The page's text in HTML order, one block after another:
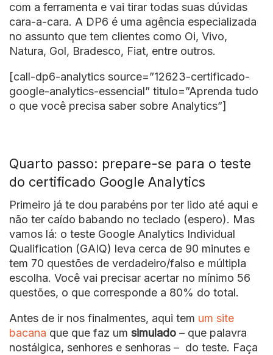
com a ferramenta e vai tirar todas suas dúvidas
cara-a-cara. A DP6 é uma agência especializada
no assunto que tem clientes como Oi, Vivo,
Natura, Gol, Bradesco, Fiat, entre outros.
[call-dp6-analytics source=”12623-certificado-
google-analytics-essencial” titulo=”Aprenda tudo
o que você precisa saber sobre Analytics”]
Quarto passo: prepare-se para o teste
do certificado Google Analytics
Primeiro já te dou parabéns por ter lido até aqui e
não ter caído babando no teclado (espero). Mas
vamos lá: o teste Google Analytics Individual
Qualification (GAIQ) leva cerca de 90 minutes e
tem 70 questões de verdadeiro/falso e múltipla
escolha. Você vai precisar acertar no mínimo 56
questões, o que corresponde a 80% do total.
Antes de ir nos finalmentes, aqui tem um site
bacana que que faz um simulado – que palavra
nostálgica, senhores e senhoras – do teste. Faça